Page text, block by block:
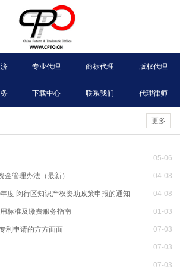
专业代理 商标代理 版权代理
下载中心 联系我们 代理律师
更多
05-06
04-08
金管理办法（最新）
04-08
度 闵行区知识产权资助政策申报的通知
01-03
标准及缴费服务指南
07-03
利申请的方方面面
07-03
07-03